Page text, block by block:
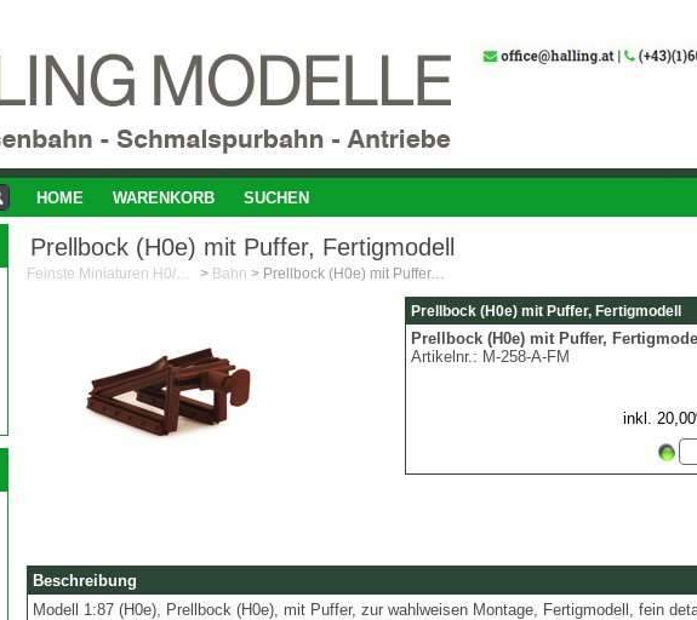
HOME WARENKORB SUCHEN
Prellbock (H0e) mit Puffer, Fertigmodell
Feinste Miniaturen H0/1:87 > Bahn > Prellbock (H0e) mit Puffer, Fertigmodell
Prellbock (H0e) mit Puffer, Fertigmodell
Prellbock (H0e) mit Puffer,
Artikelnr.: M-258-A-FM
inkl.
Beschreibung
Modell 1:87 (H0e), Prellbock (H0e), mit Puffer, zur wahlweisen Montage, Fertigmodell, fein